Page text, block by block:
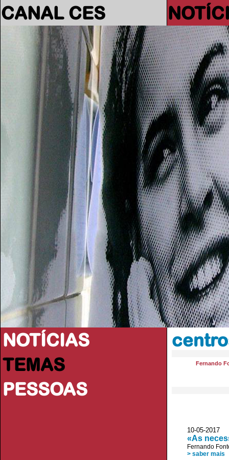
CANAL CES
NOTÍCIAS
TEMAS
PESSOAS
Fernando
10-05-2017
«As
Fernando
> saber mais